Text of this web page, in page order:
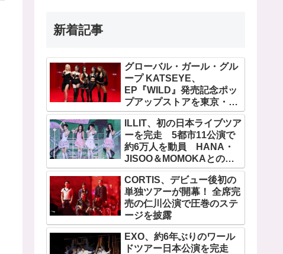
新着記事
グローバル・ガール・グル
ープ KATSEYE、
EP『WILD』発売記念ポッ
プアップストアを東京・原
宿で開催 限定グッズも登
場ILLIT、初の日本ライブツア
ーを完走 5都市11公演で
約6万人を動員 HANA・
JISOO＆MOMOKAとのス
ペシャルコラボも実現
CORTIS、デビュー後初の
単独ツアーが開幕！ 全席完
売の仁川公演で圧巻のステ
ージを披露
EXO、約6年ぶりのワール
ドツアー日本公演を完走